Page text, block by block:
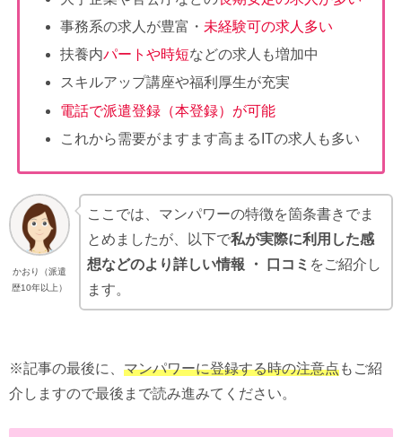
事務系の求人が豊富・ 未経験可の求人多い
扶養内パートや時短などの求人も増加中
スキルアップ講座や福利厚生が充実
電話で派遣登録（本登録）が可能
これから需要がますます高まるITの求人も多い
かおり（派遣
歴10年以上）
ここでは、マンパワーの特徴を箇条書きでま
とめましたが、以下で私が実際に利用した感
想などのより詳しい情報
・ 口コミ をご紹介し
ます。
※記事の最後に、 マンパワーに登録する時の注意点もご紹
介しますので最後まで読み進みてください。